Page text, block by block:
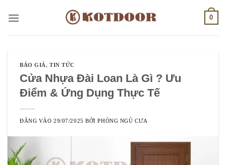
qua
0
BÁO GIÁ,TIN TỨC
Cửa Nhựa Đài Loan Là Gì ? Ưu
Điểm & Ứng Dụng Thực Tế
ĐĂNG VÀO29/07/2025 BỞIPHÒNG NGỦ CƯA